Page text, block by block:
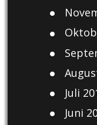
Juli
Juni